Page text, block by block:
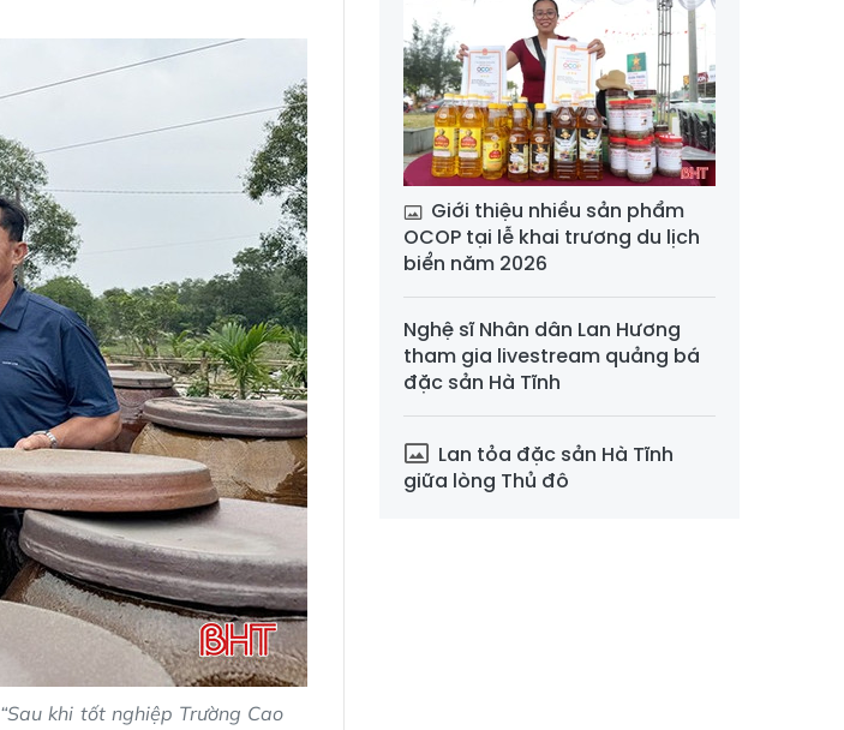
“Sau khi tốt nghiệp Trường Cao
Giới thiệu nhiều sản phẩm
OCOP tại lễ khai trương du lịch
biển năm 2026
Nghệ sĩ Nhân dân Lan Hương
tham gia livestream quảng bá
đặc sản Hà Tĩnh
Lan tỏa đặc sản Hà Tĩnh
giữa lòng Thủ đô